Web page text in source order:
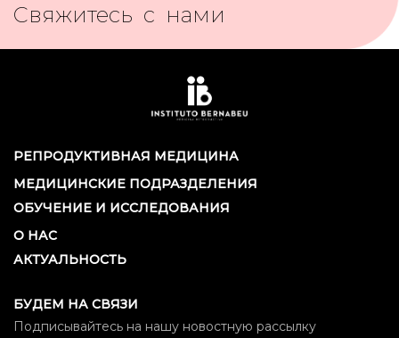
Свяжитесь с нами
РЕПРОДУКТИВНАЯ МЕДИЦИНА
МЕДИЦИНСКИЕ ПОДРАЗДЕЛЕНИЯ
ОБУЧЕНИЕ И ИССЛЕДОВАНИЯ
О НАС
АКТУАЛЬНОСТЬ
БУДЕМ НА СВЯЗИ
Подписывайтесь на нашу новостную рассылку